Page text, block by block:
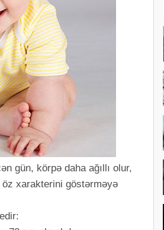
gün, körpə daha ağıllı olur,
xarakterini göstərməyə